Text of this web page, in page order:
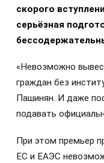
скорого
серьёзная
«Невозможно
граждан без
Пашинян. И даже
подавать
При этом премьер
ЕС и ЕАЭС